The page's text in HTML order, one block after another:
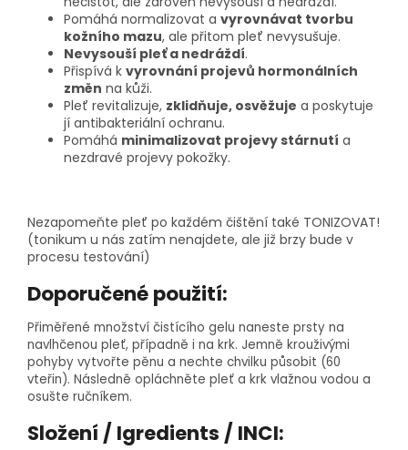
Pomáhá normalizovat a vyrovnávat tvorbu
kožního mazu, ale přitom pleť nevysušuje.
Nevysouší pleť a nedráždí.
Přispívá k vyrovnání projevů hormonálních
změn na kůži.
Pleť revitalizuje, zklidňuje, osvěžuje a poskytuje
jí antibakteriální ochranu.
Pomáhá minimalizovat projevy stárnutí a
nezdravé projevy pokožky.
Nezapomeňte pleť po každém čištění také TONIZOVAT!
(tonikum u nás zatím nenajdete, ale již brzy bude v
procesu testování)
Doporučené použití:
Přiměřené množství čistícího gelu naneste prsty na
navlhčenou pleť, případně i na krk. Jemně krouživými
pohyby vytvořte pěnu a nechte chvilku působit (60
vteřin). Následně opláchněte pleť a krk vlažnou vodou a
osušte ručníkem.
Složení / Igredients / INCI: